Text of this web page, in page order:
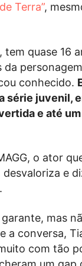
Terra”,
tem quase 16
conhecido.
série juvenil,
e até
o ator
desvaloriza e
mas
a conversa,
com tão